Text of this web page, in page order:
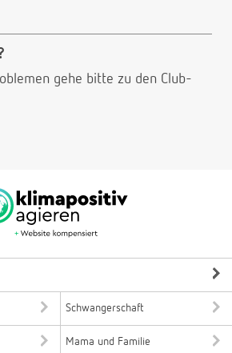
gehe bitte zu den Club-
Schwangerschaft
Mama und Familie